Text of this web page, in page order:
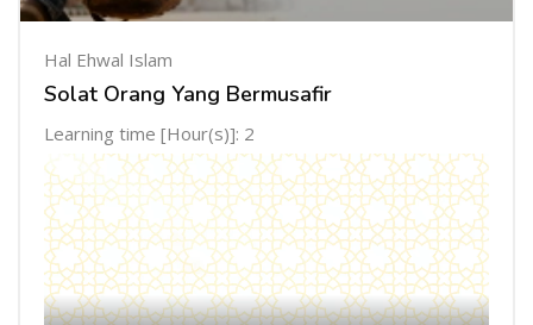
Hal Ehwal Islam
Solat Orang Yang Bermusafir
Learning time [Hour(s)]: 2